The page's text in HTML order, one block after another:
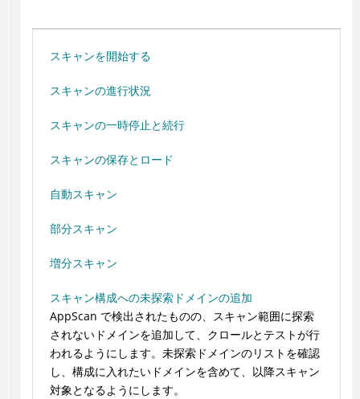
スキャンを開始する
スキャンの進行状況
スキャンの一時停止と続行
スキャンの保存とロード
自動スキャン
部分スキャン
増分スキャン
スキャン構成への未探索ドメインの追加
AppScan で検出されたものの、スキャン範囲に探索
されないドメインを追加して、クロールとテストが行
われるようにします。未探索ドメインのリストを確認
し、構成に入れたいドメインを含めて、以降スキャン
対象となるようにします。